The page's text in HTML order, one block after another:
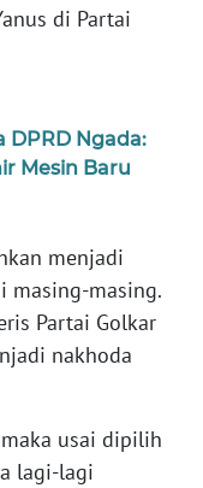
di Partai
DPRD Ngada:
Mesin Baru
menjadi
masing-masing.
Partai Golkar
nakhoda
usai dipilih
lagi-lagi